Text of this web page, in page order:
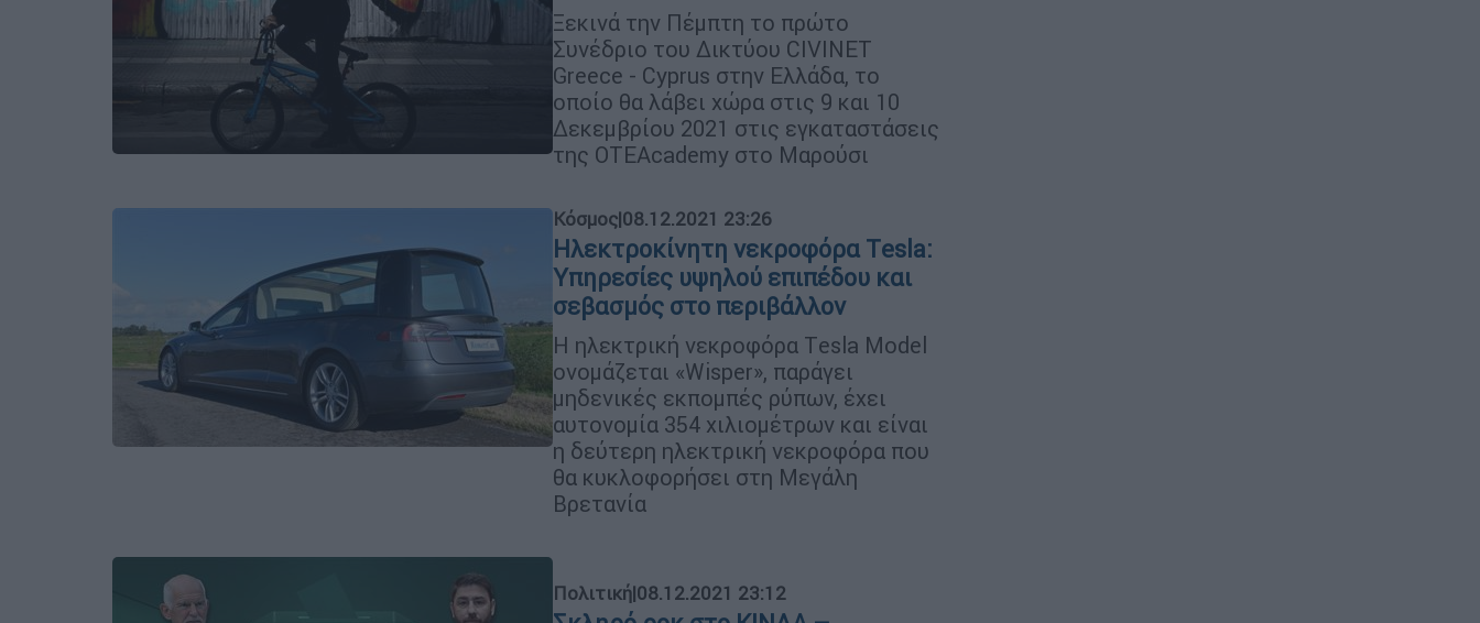
Ξεκινά την Πέμπτη το πρώτο
Συνέδριο του Δικτύου CIVINET
Greece - Cyprus στην Ελλάδα, το
οποίο θα λάβει χώρα στις 9 και 10
Δεκεμβρίου 2021 στις εγκαταστάσεις
της OTEAcademy στο Μαρούσι
Κόσμος|08.12.2021 23:26
Ηλεκτροκίνητη νεκροφόρα Τesla:
Υπηρεσίες υψηλού επιπέδου και
σεβασμός στο περιβάλλον
Η ηλεκτρική νεκροφόρα Τesla Model
ονομάζεται «Wisper», παράγει
μηδενικές εκπομπές ρύπων, έχει
αυτονομία 354 χιλιομέτρων και είναι
η δεύτερη ηλεκτρική νεκροφόρα που
θα κυκλοφορήσει στη Μεγάλη
Βρετανία
Πολιτική|08.12.2021 23:12